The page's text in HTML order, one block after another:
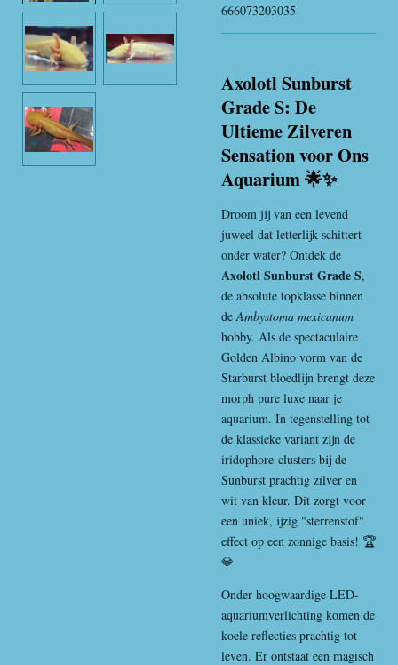
666073203035
Axolotl Sunburst
Grade S: De
Ultieme Zilveren
Sensation voor Ons
Aquarium 🌟✨
Droom jij van een levend
juweel dat letterlijk schittert
onder water? Ontdek de
Axolotl Sunburst Grade S,
de absolute topklasse binnen
de Ambystoma mexicanum
hobby. Als de spectaculaire
Golden Albino vorm van de
Starburst bloedlijn brengt deze
morph pure luxe naar je
aquarium. In tegenstelling tot
de klassieke variant zijn de
iridophore-clusters bij de
Sunburst prachtig zilver en
wit van kleur. Dit zorgt voor
een uniek, ijzig "sterrenstof"
effect op een zonnige basis! 🏆
💎
Onder hoogwaardige LED-
aquariumverlichting komen de
koele reflecties prachtig tot
leven. Er ontstaat een magisch